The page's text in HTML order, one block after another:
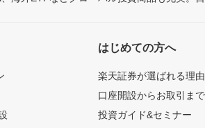
はじめての方へ
楽天証券が選ばれる理由
口座開設からお取引ま
投資ガイド&セミナー